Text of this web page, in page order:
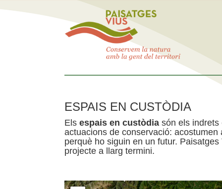
ESPAIS EN CUSTÒDIA
Els espais en custòdia són els indrets
actuacions de conservació:
perquè ho siguin en un futur.
projecte a llarg termini.